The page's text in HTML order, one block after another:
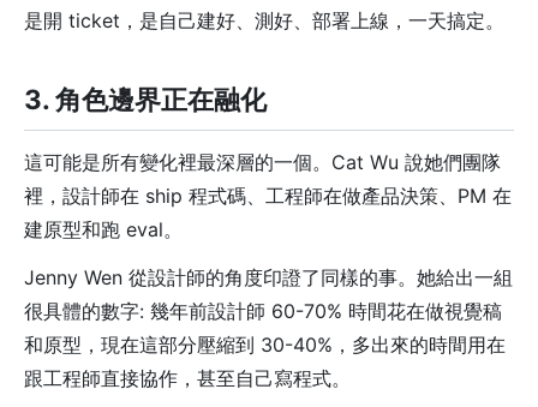
是開 ticket，是自己建好、測好、部署上線，一天搞定。
3. 角色邊界正在融化
這可能是所有變化裡最深層的一個。Cat Wu 說她們團隊
裡，設計師在 ship 程式碼、工程師在做產品決策、PM 在
建原型和跑 eval。
Jenny Wen 從設計師的角度印證了同樣的事。她給出一組
很具體的數字: 幾年前設計師 60-70% 時間花在做視覺稿
和原型，現在這部分壓縮到 30-40%，多出來的時間用在
跟工程師直接協作，甚至自己寫程式。